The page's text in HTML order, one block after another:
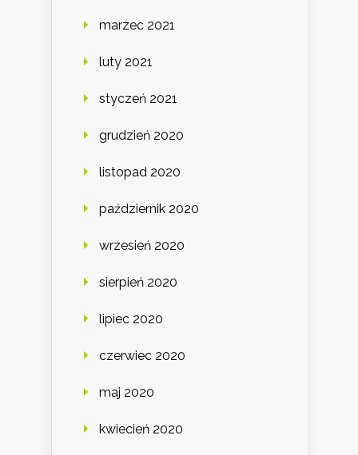
marzec 2021
luty 2021
styczeń 2021
grudzień 2020
listopad 2020
październik 2020
wrzesień 2020
sierpień 2020
lipiec 2020
czerwiec 2020
maj 2020
kwiecień 2020